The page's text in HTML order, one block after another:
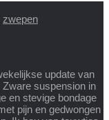
zwepen
update van
suspension in
en stevige bondage
pijn en gedwongen